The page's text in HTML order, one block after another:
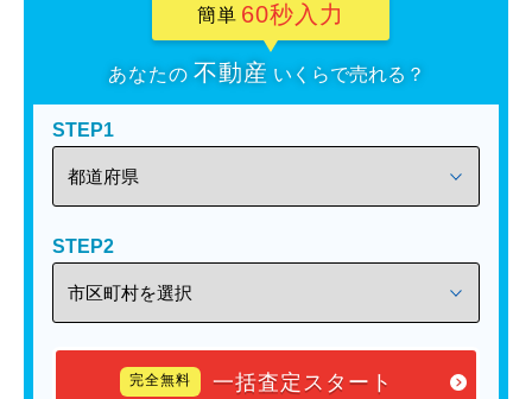
簡単 60秒入力
あなたの 不動産 いくらで売れる？
STEP1
STEP2
完全無料 一括査定スタート